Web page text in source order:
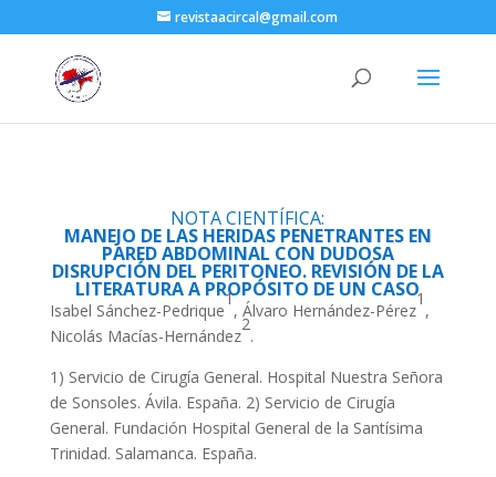
revistaacircal@gmail.com
NOTA CIENTÍFICA:
MANEJO DE LAS HERIDAS PENETRANTES EN
PARED ABDOMINAL CON DUDOSA
DISRUPCIÓN DEL PERITONEO. REVISIÓN DE LA
LITERATURA A PROPÓSITO DE UN CASO
Isabel Sánchez-Pedrique
1
, Álvaro Hernández-Pérez
1
,
Nicolás Macías-Hernández
2
.
1) Servicio de Cirugía General. Hospital Nuestra Señora
de Sonsoles. Ávila. España. 2) Servicio de Cirugía
General. Fundación Hospital General de la Santísima
Trinidad. Salamanca. España.